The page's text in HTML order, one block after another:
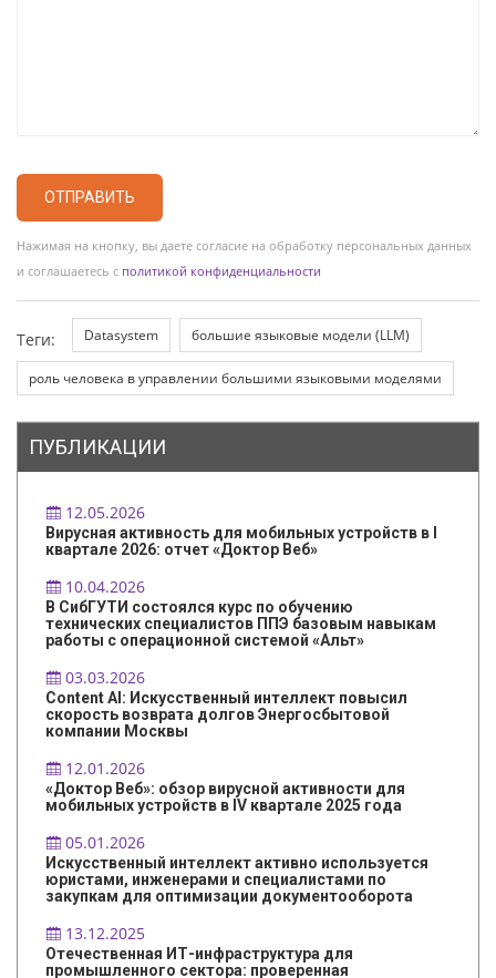
ОТПРАВИТЬ
Нажимая на кнопку, вы даете согласие на обработку персональных данных
и соглашаетесь с политикой конфиденциальности
Теги: Datasystem большие языковые модели (LLM)
роль человека в управлении большими языковыми моделями
ПУБЛИКАЦИИ
12.05.2026
Вирусная активность для мобильных устройств в I
квартале 2026: отчет «Доктор Веб»
10.04.2026
В СибГУТИ состоялся курс по обучению
технических специалистов ППЭ базовым навыкам
работы с операционной системой «Альт»
03.03.2026
Content AI: Искусственный интеллект повысил
скорость возврата долгов Энергосбытовой
компании Москвы
12.01.2026
«Доктор Веб»: обзор вирусной активности для
мобильных устройств в IV квартале 2025 года
05.01.2026
Искусственный интеллект активно используется
юристами, инженерами и специалистами по
закупкам для оптимизации документооборота
13.12.2025
Отечественная ИТ-инфраструктура для
промышленного сектора: проверенная